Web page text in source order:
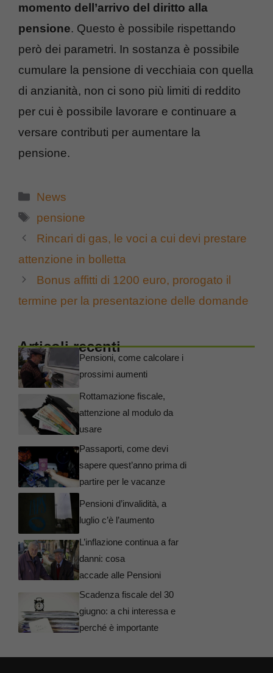
momento dell’arrivo del diritto alla
pensione. Questo è possibile rispettando
però dei parametri. In sostanza è possibile
cumulare la pensione di vecchiaia con quella
di anzianità, non ci sono più limiti di reddito
per cui è possibile lavorare e continuare a
versare contributi per aumentare la
pensione.
Categorie
News
Tag
pensione
Rincari di gas, le voci a cui devi prestare
attenzione in bolletta
Bonus affitti di 1200 euro, prorogato il
termine per la presentazione delle domande
Articoli recenti
Pensioni, come calcolare i
prossimi aumenti
Rottamazione fiscale,
attenzione al modulo da
usare
Passaporti, come devi
sapere quest’anno prima di
partire per le vacanze
Pensioni d’invalidità, a
luglio c’è l’aumento
L’inflazione continua a far
danni: cosa
accade alle Pensioni
Scadenza fiscale del 30
giugno: a chi interessa e
perché è importante